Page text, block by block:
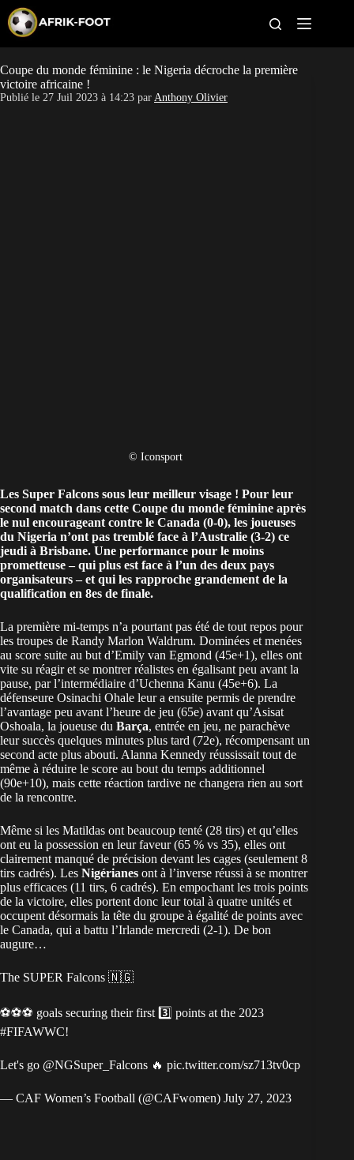
p
o
c
o
CAN féminine
Coupe du monde féminine : le Nigeria décroche la première
victoire africaine !
Publié le 27 Juil 2023 à 14:23 par Anthony Olivier
© Iconsport
Les Super Falcons sous leur meilleur visage ! Pour leur
second match dans cette Coupe du monde féminine après
le nul encourageant contre le Canada (0-0), les joueuses
du Nigeria n’ont pas tremblé face à l’Australie (3-2) ce
jeudi à Brisbane. Une performance pour le moins
prometteuse – qui plus est face à l’un des deux pays
organisateurs – et qui les rapproche grandement de la
qualification en 8es de finale.
La première mi-temps n’a pourtant pas été de tout repos pour
les troupes de Randy Marlon Waldrum. Dominées et menées
au score suite au but d’Emily van Egmond (45e+1), elles ont
vite su réagir et se montrer réalistes en égalisant peu avant la
pause, par l’intermédiaire d’Uchenna Kanu (45e+6). La
défenseure Osinachi Ohale leur a ensuite permis de prendre
l’avantage peu avant l’heure de jeu (65e) avant qu’Asisat
Oshoala, la joueuse du Barça, entrée en jeu, ne parachève
leur succès quelques minutes plus tard (72e), récompensant un
second acte plus abouti. Alanna Kennedy réussissait tout de
même à réduire le score au bout du temps additionnel
(90e+10), mais cette réaction tardive ne changera rien au sort
de la rencontre.
Même si les Matildas ont beaucoup tenté (28 tirs) et qu’elles
ont eu la possession en leur faveur (65 % vs 35), elles ont
clairement manqué de précision devant les cages (seulement 8
tirs cadrés). Les Nigérianes ont à l’inverse réussi à se montrer
plus efficaces (11 tirs, 6 cadrés). En empochant les trois points
de la victoire, elles portent donc leur total à quatre unités et
occupent désormais la tête du groupe à égalité de points avec
le Canada, qui a battu l’Irlande mercredi (2-1). De bon
augure…
The SUPER Falcons 🇳🇬
⚽⚽⚽ goals securing their first 3️⃣ points at the 2023
#FIFAWWC!
Let's go @NGSuper_Falcons 🔥 pic.twitter.com/sz713tv0cp
— CAF Women’s Football (@CAFwomen) July 27, 2023